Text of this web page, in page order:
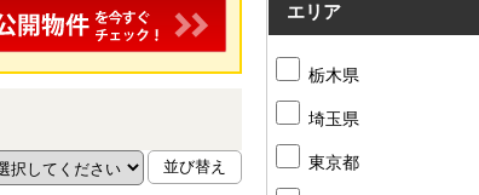
エリア
栃木県
埼玉県
東京都